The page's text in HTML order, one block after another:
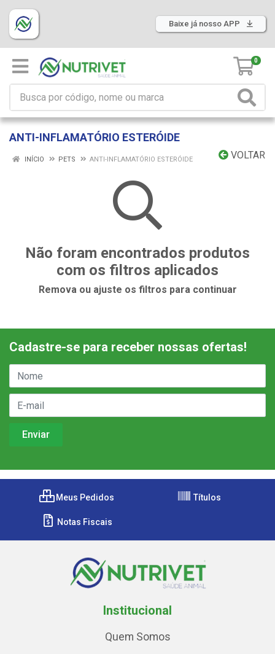
Baixe já nosso APP
0
ANTI-INFLAMATÓRIO ESTERÓIDE
VOLTAR
INÍCIO PETS ANTI-INFLAMATÓRIO ESTERÓIDE
Não foram encontrados produtos
com os filtros aplicados
Remova ou ajuste os filtros para continuar
Cadastre-se para receber nossas ofertas!
Meus Pedidos Títulos
Notas Fiscais
Institucional
Quem Somos